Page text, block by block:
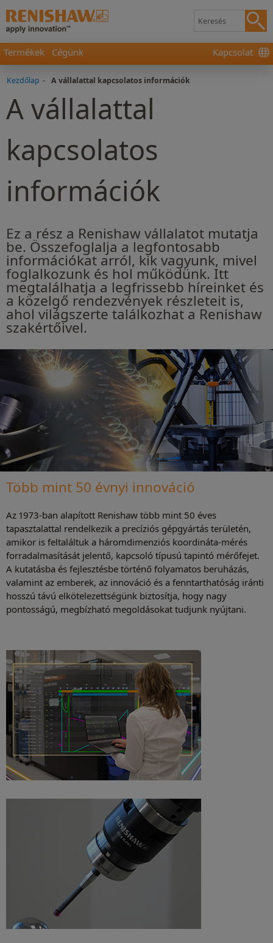
Termékek Cégünk Kapcsolat
Kezdőlap - A vállalattal kapcsolatos információk
A vállalattal
kapcsolatos
információk
Ez a rész a Renishaw vállalatot mutatja
be. Összefoglalja a legfontosabb
információkat arról, kik vagyunk, mivel
foglalkozunk és hol működünk. Itt
megtalálhatja a legfrissebb híreinket és
a közelgő rendezvények részleteit is,
ahol világszerte találkozhat a Renishaw
szakértőivel.
Több mint 50 évnyi innováció
Az 1973-ban alapított Renishaw több mint 50 éves
tapasztalattal rendelkezik a precíziós gépgyártás területén,
amikor is feltaláltuk a háromdimenziós koordináta-mérés
forradalmasítását jelentő, kapcsoló típusú tapintó mérőfejet.
A kutatásba és fejlesztésbe történő folyamatos beruházás,
valamint az emberek, az innováció és a fenntarthatóság iránti
hosszú távú elkötelezettségünk biztosítja, hogy nagy
pontosságú, megbízható megoldásokat tudjunk nyújtani.